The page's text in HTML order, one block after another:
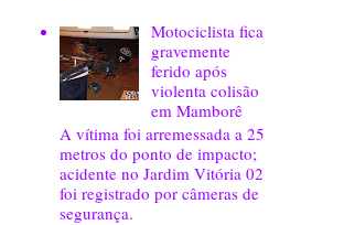
Motociclista fica
gravemente
ferido após
violenta colisão
em Mamborê
A vítima foi arremessada a 25
metros do ponto de impacto;
acidente no Jardim Vitória 02
foi registrado por câmeras de
segurança.